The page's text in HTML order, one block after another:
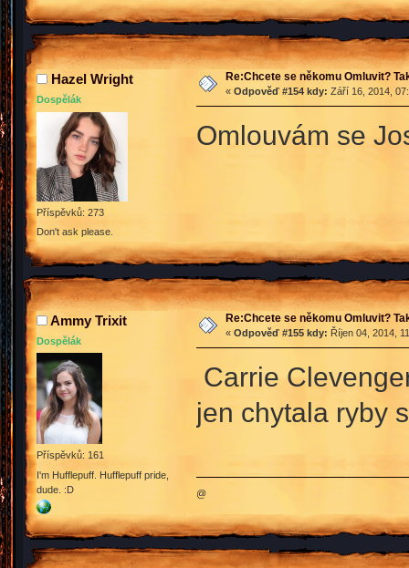
Hazel Wright
Dospělák
Příspěvků: 273
Don't ask please.
Re:Chcete se někomu Omluvit?
« Odpověď #154 kdy: Září 16, 2014,
Omlouvám se
Ammy Trixit
Dospělák
Příspěvků: 161
I'm Hufflepuff. Hufflepuff pride,
dude. :D
Re:Chcete se někomu Omluvit?
« Odpověď #155 kdy: Říjen 04, 2014,
Carrie
jen chytala ryby
@